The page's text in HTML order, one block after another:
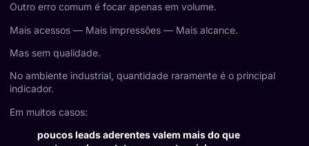
Outro erro comum é focar apenas em volume.
Mais acessos — Mais impressões — Mais alcance.
Mas sem qualidade.
No ambiente industrial, quantidade raramente é o principal
indicador.
Em muitos casos:
poucos leads aderentes valem mais do que